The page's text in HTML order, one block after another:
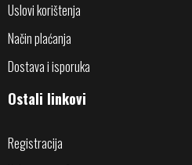
Uslovi korištenja
Način plaćanja
Dostava i isporuka
Ostali linkovi
Registracija